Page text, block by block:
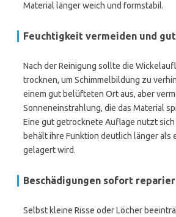
Material länger weich und formstabil.
Feuchtigkeit vermeiden und
Nach der Reinigung sollte die
trocknen, um Schimmelbildung zu
einem gut belüfteten Ort aus, aber
Sonneneinstrahlung, die das Material
Eine gut getrocknete Auflage nutzt sich
behält ihre Funktion deutlich länger als
gelagert wird.
Beschädigungen sofort
Selbst kleine Risse oder Löcher